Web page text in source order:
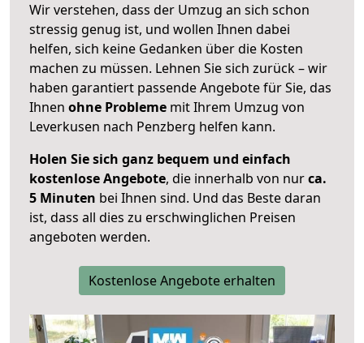
Wir verstehen, dass der Umzug an sich schon
stressig genug ist, und wollen Ihnen dabei
helfen, sich keine Gedanken über die Kosten
machen zu müssen. Lehnen Sie sich zurück – wir
haben garantiert passende Angebote für Sie, das
Ihnen ohne Probleme mit Ihrem Umzug von
Leverkusen nach Penzberg helfen kann.
Holen Sie sich ganz bequem und einfach
kostenlose Angebote, die innerhalb von nurca.
5 Minuten bei Ihnen sind. Und das Beste daran
ist, dass all dies zu erschwinglichen Preisen
angeboten werden.
Kostenlose Angebote erhalten